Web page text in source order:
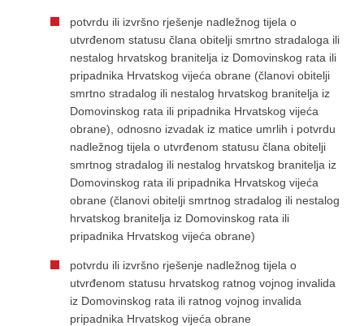
potvrdu ili izvršno rješenje nadležnog tijela o
utvrđenom statusu člana obitelji smrtno stradaloga ili
nestalog hrvatskog branitelja iz Domovinskog rata ili
pripadnika Hrvatskog vijeća obrane (članovi obitelji
smrtno stradalog ili nestalog hrvatskog branitelja iz
Domovinskog rata ili pripadnika Hrvatskog vijeća
obrane), odnosno izvadak iz matice umrlih i potvrdu
nadležnog tijela o utvrđenom statusu člana obitelji
smrtnog stradalog ili nestalog hrvatskog branitelja iz
Domovinskog rata ili pripadnika Hrvatskog vijeća
obrane (članovi obitelji smrtnog stradalog ili nestalog
hrvatskog branitelja iz Domovinskog rata ili
pripadnika Hrvatskog vijeća obrane)
potvrdu ili izvršno rješenje nadležnog tijela o
utvrđenom statusu hrvatskog ratnog vojnog invalida
iz Domovinskog rata ili ratnog vojnog invalida
pripadnika Hrvatskog vijeća obrane